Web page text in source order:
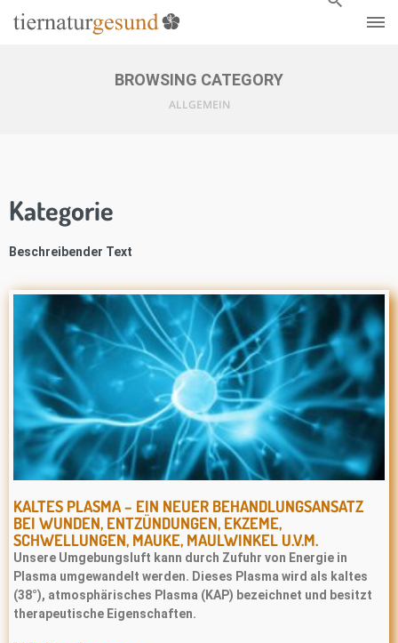
BROWSING CATEGORY
ALLGEMEIN
Kategorie
Beschreibender Text
KALTES PLASMA – EIN NEUER BEHANDLUNGSANSATZ
BEI WUNDEN, ENTZÜNDUNGEN, EKZEME,
SCHWELLUNGEN, MAUKE, MAULWINKEL U.V.M.
Unsere Umgebungsluft kann durch Zufuhr von Energie in
Plasma umgewandelt werden. Dieses Plasma wird als kaltes
(38°), atmosphärisches Plasma (KAP) bezeichnet und besitzt
therapeutische Eigenschaften.